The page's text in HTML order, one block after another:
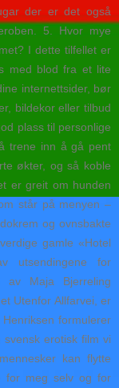
der er det også
5. Hvor mye
I dette tilfellet er
med blod fra et lite
internettsider, bør
bildekor eller tilbud
plass til personlige
trene inn å gå pent
økter, og så koble
er greit om hunden
står på menyen –
og ovnsbakte
gamle «Hotel
utsendingene for
av Maja Bjerreling
Utenfor Allfarvei, er
formulerer
erotisk film vi
kan flytte
for meg selv og for